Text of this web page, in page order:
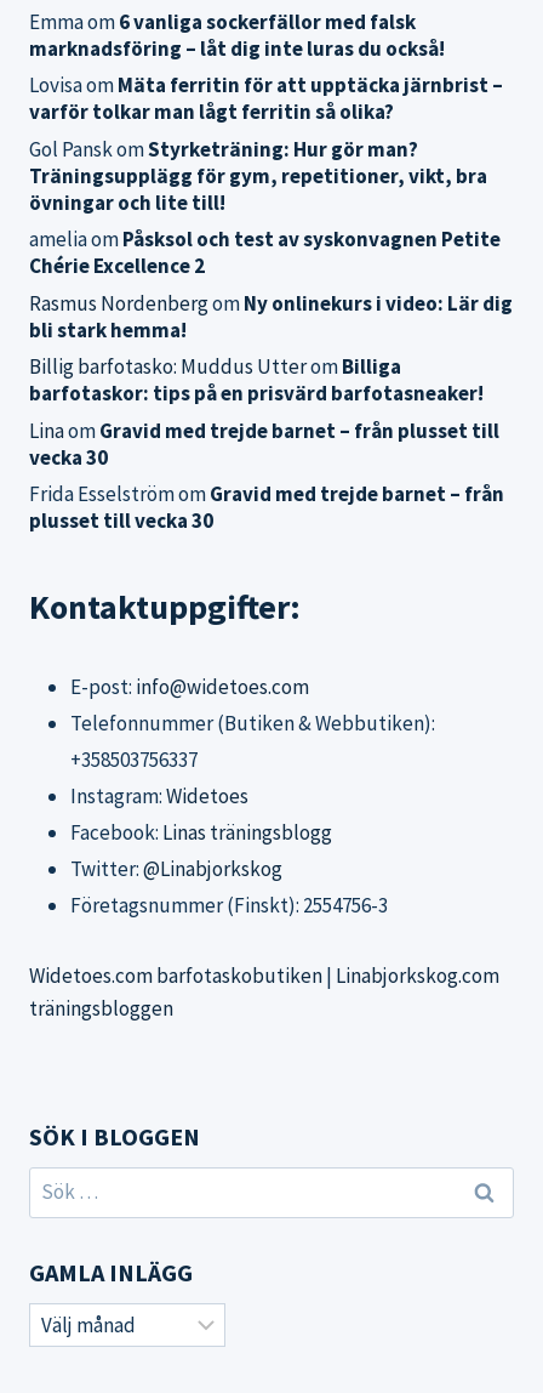
Emmaom6 vanliga sockerfällor med falsk
marknadsföring – låt dig inte luras du också!
LovisaomMäta ferritin för att upptäcka järnbrist –
varför tolkar man lågt ferritin så olika?
Gol PanskomStyrketräning: Hur gör man?
Träningsupplägg för gym, repetitioner, vikt, bra
övningar och lite till!
ameliaomPåsksol och test av syskonvagnen Petite
Chérie Excellence 2
Rasmus NordenbergomNy onlinekurs i video: Lär dig
bli stark hemma!
Billig barfotasko: Muddus UtteromBilliga
barfotaskor: tips på en prisvärd barfotasneaker!
LinaomGravid med trejde barnet – från plusset till
vecka 30
Frida EsselströmomGravid med trejde barnet – från
plusset till vecka 30
Kontaktuppgifter:
E-post: info@widetoes.com
Telefonnummer (Butiken & Webbutiken):
+358503756337
Instagram:Widetoes
Facebook: Linas träningsblogg
Twitter:@Linabjorkskog
Företagsnummer (Finskt): 2554756-3
Widetoes.com barfotaskobutiken| Linabjorkskog.com
träningsbloggen
SÖK I BLOGGEN
Sök
efter:
GAMLA INLÄGG
Gamla
inlägg